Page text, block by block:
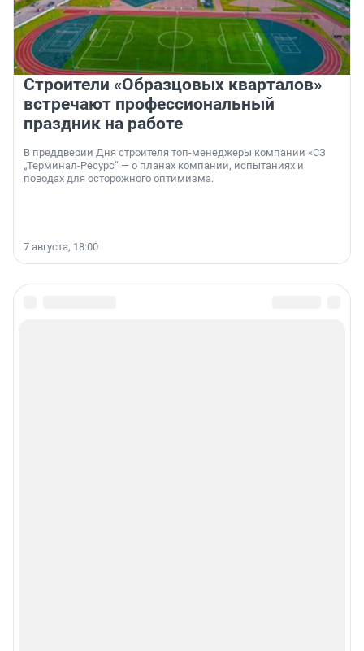
Строители «Образцовых кварталов»
встречают профессиональный
праздник на работе
В преддверии Дня строителя топ-менеджеры компании «СЗ
„Терминал-Ресурс“ — о планах компании, испытаниях и
поводах для осторожного оптимизма.
7 августа, 18:00